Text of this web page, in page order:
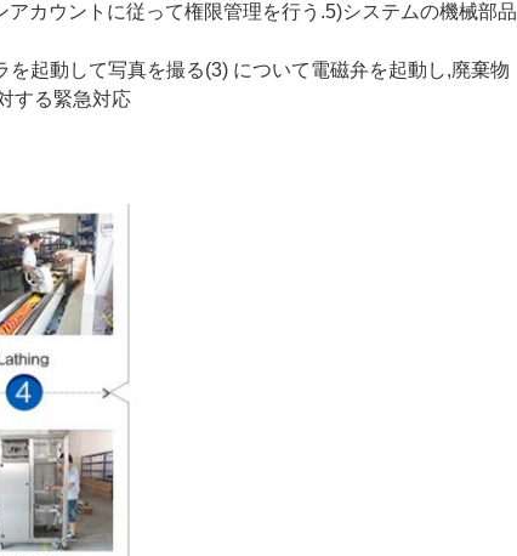
アカウントに従って権限管理を行う.5)システムの機械部品
を起動して写真を撮る(3) について電磁弁を起動し,廃棄物
する緊急対応